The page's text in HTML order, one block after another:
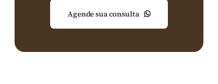
Agende sua consulta